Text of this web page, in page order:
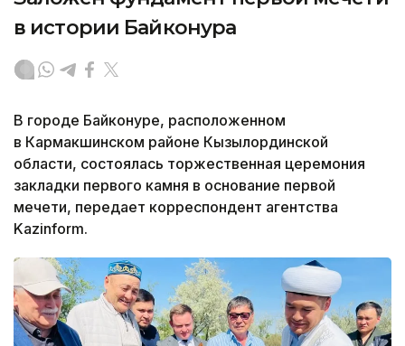
в истории Байконура
В городе Байконуре, расположенном
в Кармакшинском районе Кызылординской
области, состоялась торжественная церемония
закладки первого камня в основание первой
мечети, передает корреспондент агентства
Kazinform.